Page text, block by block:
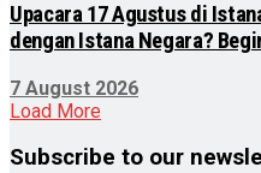
Upacara 17 Agustus di
dengan Istana Negara?
7 August 2026
Load More
Subscribe to our